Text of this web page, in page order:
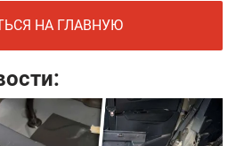
НА ГЛАВНУЮ